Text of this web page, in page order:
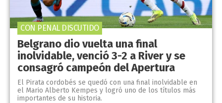
Belgrano dio vuelta una final
inolvidable, venció 3-2 a River y se
consagró campeón del Apertura
El Pirata cordobés se quedó con una final inolvidable en
el Mario Alberto Kempes y logró uno de los títulos más
importantes de su historia.
CON PENAL DISCUTIDO